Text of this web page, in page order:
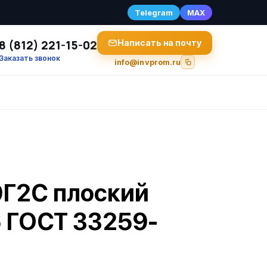
Telegram MAX
(812) 221-15-02
звонок
Написать на почту
info@invprom.ru
плоский
ГОСТ 33259-